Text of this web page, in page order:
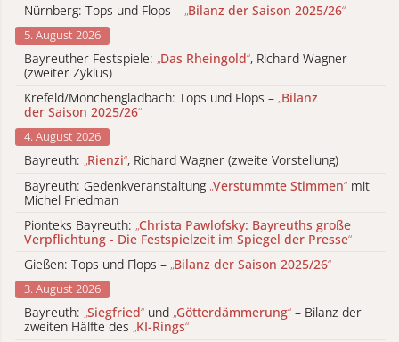
Nürnberg: Tops und Flops – „Bilanz der Saison 2025/26“
5. August 2026
Bayreuther Festspiele: „Das Rheingold“, Richard Wagner
(zweiter Zyklus)
Krefeld/Mönchengladbach: Tops und Flops – „Bilanz
der Saison 2025/26“
4. August 2026
Bayreuth: „Rienzi“, Richard Wagner (zweite Vorstellung)
Bayreuth: Gedenkveranstaltung „Verstummte Stimmen“ mit
Michel Friedman
Pionteks Bayreuth: „Christa Pawlofsky: Bayreuths große
Verpflichtung - Die Festspielzeit im Spiegel der Presse“
Gießen: Tops und Flops – „Bilanz der Saison 2025/26“
3. August 2026
Bayreuth: „Siegfried“ und „Götterdämmerung“ – Bilanz der
zweiten Hälfte des „KI-Rings“